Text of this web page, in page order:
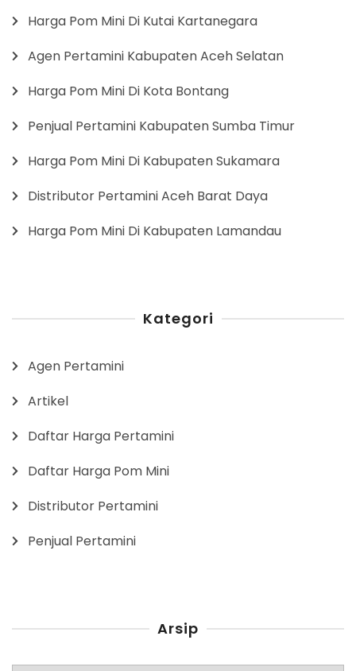
Harga Pom Mini Di Kutai Kartanegara
Agen Pertamini Kabupaten Aceh Selatan
Harga Pom Mini Di Kota Bontang
Penjual Pertamini Kabupaten Sumba Timur
Harga Pom Mini Di Kabupaten Sukamara
Distributor Pertamini Aceh Barat Daya
Harga Pom Mini Di Kabupaten Lamandau
Kategori
Agen Pertamini
Artikel
Daftar Harga Pertamini
Daftar Harga Pom Mini
Distributor Pertamini
Penjual Pertamini
Arsip